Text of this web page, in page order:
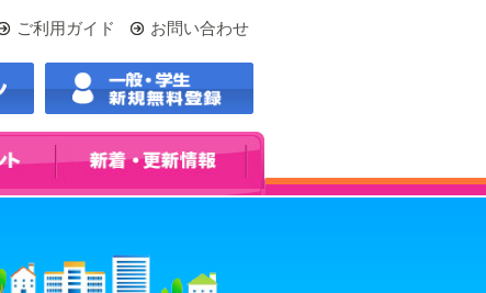
ご利用ガイド お問い合わせ